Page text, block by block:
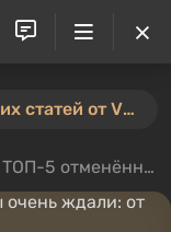
⚡️ Новый конкурс пользовательских статей от VGTimes — участвуйте тут ⚡️
ТОП-5 отменённых игр, которые мы очень ждали: от «Корсаров 4» до Silent Hills